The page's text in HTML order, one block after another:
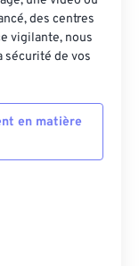
des centres
vigilante, nous
sécurité de vos
en matière